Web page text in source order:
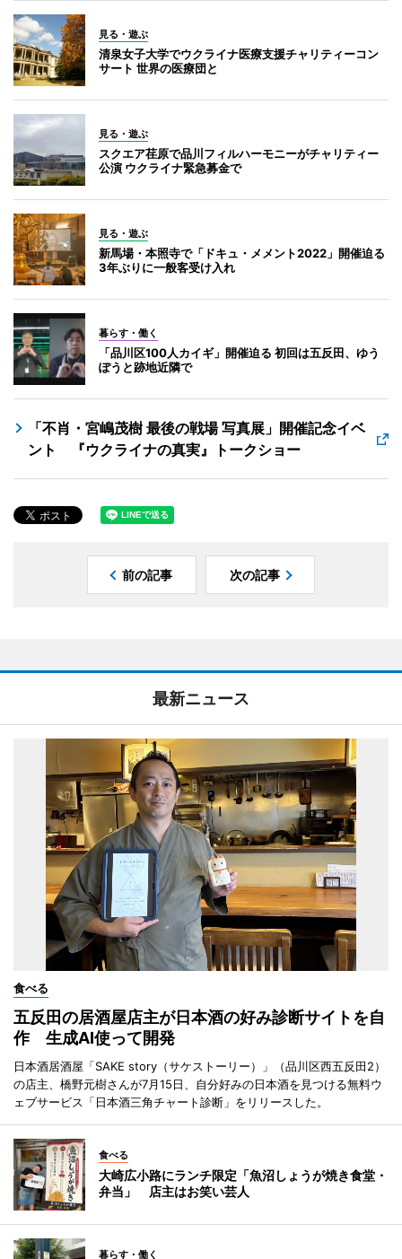
見る・遊ぶ
清泉女子大学でウクライナ医療支援チャリティーコン
サート 世界の医療団と
見る・遊ぶ
スクエア荏原で品川フィルハーモニーがチャリティー
公演 ウクライナ緊急募金で
見る・遊ぶ
新馬場・本照寺で「ドキュ・メメント2022」開催迫る
3年ぶりに一般客受け入れ
暮らす・働く
「品川区100人カイギ」開催迫る 初回は五反田、ゆう
ぽうと跡地近隣で
「不肖・宮嶋茂樹 最後の戦場 写真展」開催記念イベ
ント 『ウクライナの真実』トークショー
前の記事 次の記事
最新ニュース
食べる
五反田の居酒屋店主が日本酒の好み診断サイトを自
作 生成AI使って開発
日本酒居酒屋「SAKE story（サケストーリー）」（品川区西五反田2）
の店主、橋野元樹さんが7月15日、自分好みの日本酒を見つける無料ウ
ェブサービス「日本酒三角チャート診断」をリリースした。
食べる
大崎広小路にランチ限定「魚沼しょうが焼き食堂・
弁当」 店主はお笑い芸人
暮らす・働く